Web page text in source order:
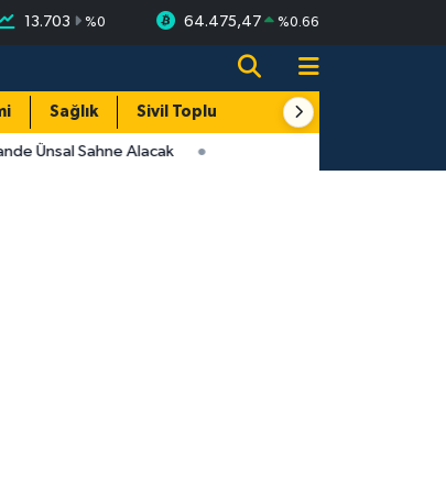
13.703 %0 64.475,47 %0.66
Sağlık Sivil Toplum Turizm
Ünsal Sahne Alacak